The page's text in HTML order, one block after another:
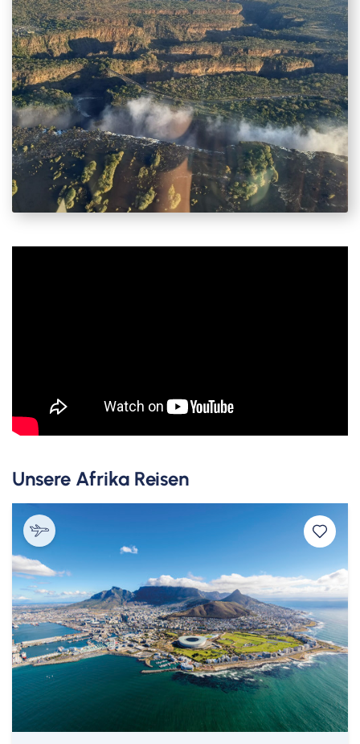
Unsere Afrika Reisen